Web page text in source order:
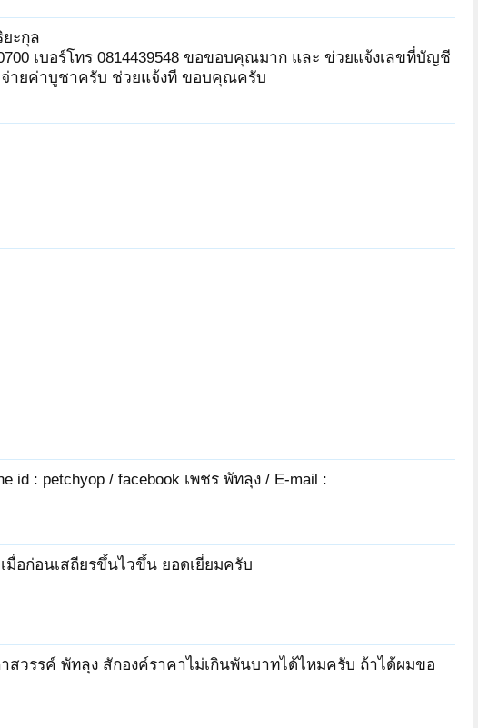
ะกุล
เบอร์โทร 0814439548 ขอขอบคุณมาก และ ข่วยแจ้งเลขที่บัญชี
จ่ายค่าบูชาครับ ช่วยแจ้งที ขอบคุณครับ
id : petchyop / facebook เพชร พัทลุง / E-mail :
มื่อก่อนเสถียรขึ้นไวขึ้น ยอดเยี่ยมครับ
วรรค์ พัทลุง สักองค์ราคาไม่เกินพันบาทได้ไหมครับ ถ้าได้ผมขอ